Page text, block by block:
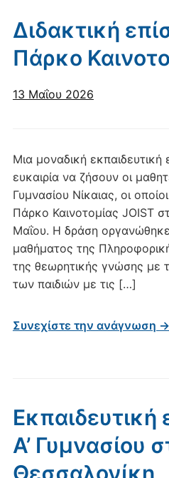
Διδακτική
Πάρκο
13 Μαΐου 2026
Μια μοναδική εκπαιδευτική
ευκαιρία να ζήσουν οι
Γυμνασίου Νίκαιας, οι
Πάρκο Καινοτομίας JOIST
Μαΐου. Η δράση
μαθήματος της
της θεωρητικής γνώσης με
των παιδιών με τις […]
Συνεχίστε την ανάγνωση →
Εκπαιδευτική
Α’ Γυμνασίου